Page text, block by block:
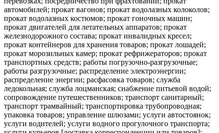
автомобилей; прокат вагонов; прокат водолазных колоколов;
прокат водолазных костюмов; прокат гоночных машин;
прокат двигателей для летательных аппаратов; прокат
железнодорожного состава; прокат инвалидных кресел;
прокат контейнеров для хранения товаров; прокат лошадей;
прокат морозильных камер; прокат рефрижераторов; прокат
транспортных средств; работы погрузочно-разгрузочные;
работы разгрузочные; распределение электроэнергии;
распределение энергии; расфасовка товаров; служба
ледокольная; служба лоцманская; снабжение питьевой водой;
сопровождение путешественников; транспорт санитарный;
транспорт трамвайный; транспортировка трубопроводная;
упаковка товаров; управление шлюзами; услуги автостоянок;
услуги водителей; услуги водного прогулочного транспорта;